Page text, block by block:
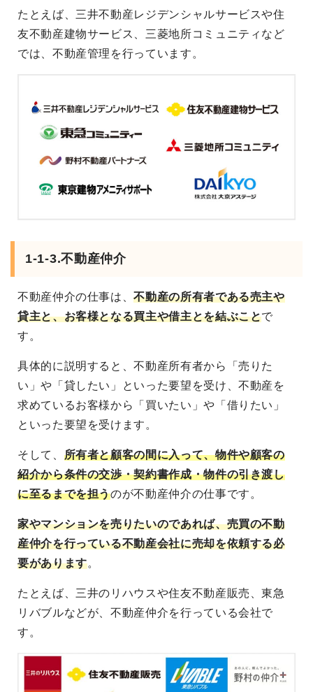
たとえば、三井不動産レジデンシャルサービスや住
友不動産建物サービス、三菱地所コミュニティなど
では、不動産管理を行っています。
1-1-3.不動産仲介
不動産仲介の仕事は、不動産の所有者である売主や
貸主と、お客様となる買主や借主とを結ぶことで
す。
具体的に説明すると、不動産所有者から「売りた
い」や「貸したい」といった要望を受け、不動産を
求めているお客様から「買いたい」や「借りたい」
といった要望を受けます。
そして、 所有者と顧客の間に入って、物件や顧客の
紹介から条件の交渉・契約書作成・物件の引き渡し
に至るまでを担うのが不動産仲介の仕事です。
家やマンションを売りたいのであれば、売買の不動
産仲介を行っている不動産会社に売却を依頼する必
要があります。
たとえば、三井のリハウスや住友不動産販売、東急
リバブルなどが、不動産仲介を行っている会社で
す。